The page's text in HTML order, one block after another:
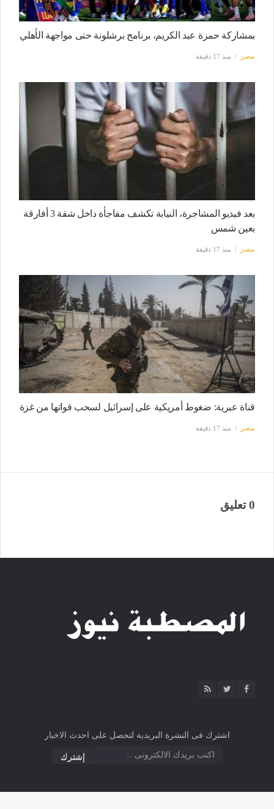
بمشاركة حمزة عبد الكريم، برنامج برشلونة حتى مواجهة الأهلي
مصر منذ 17 دقيقة
بعد فيديو المشاجرة، النيابة تكشف مفاجأة داخل شقة 3 أفارقة
بعين شمس
مصر منذ 17 دقيقة
قناة عبرية: ضغوط أمريكية على إسرائيل لسحب قواتها من غزة
مصر منذ 17 دقيقة
0 تعليق
اشترك فى النشرة البريدية لتحصل على احدث الاخبار